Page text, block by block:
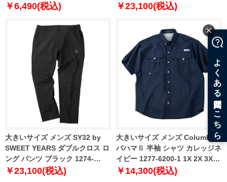
ー 1278-6215-2 1X 2X 3X 4X 5X
￥6,490(税込)
6246-1 3L 4L 5L 6L
￥23,100(税込)
大きいサイズ メンズ SY32 by
SWEET YEARS ダブルクロス ロ
ング パンツ ブラック 1274-
6246-2 3L 4L 5L 6L
￥23,100(税込)
大きいサイズ メンズ Columbia
バハマⅡ 半袖 シャツ カレッジネ
イビー 1277-6200-1 1X 2X 3X
4X 5X 6X
￥14,300(税込)